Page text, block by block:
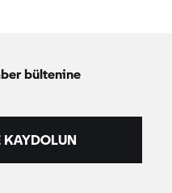
bültenine
KAYDOLUN